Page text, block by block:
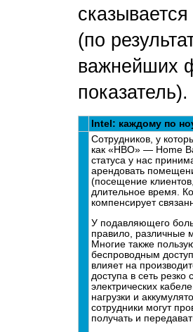
(по
важнейших
показатель).
Intel: каждому по
Сотрудников, у
как «HBO» — Home
статуса у нас
арендовать
(посещение
длительное время.
компенсирует
У подавляющего
правило, различные
Многие также
беспроводным
влияет на
доступа в сеть
электрических
нагрузки и
сотрудники могут
получать и